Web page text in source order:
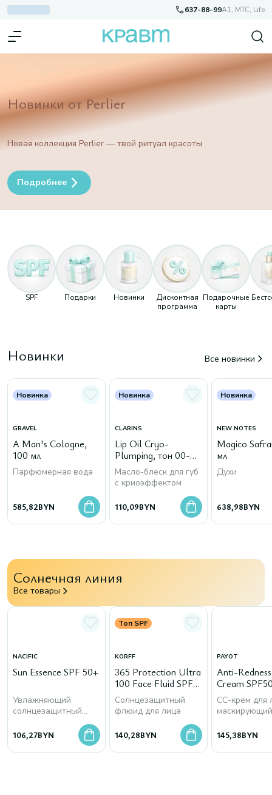
637-88-99A1, МТС, Life
Новинки от Perlier
Новая коллекция Perlier — твой ритуал красоты
Подробнее
SPF Подарки Новинки
Дисконтная
программа
Подарочные
карты
Новинки Все новинки
Новинка
GRAVEL
A Man's Cologne,
100 мл
Парфюмерная вода
585,82BYN
Новинка
CLARINS
Lip Oil Cryo-
Plumping, тон 00-
Cryo Mint
Масло-блеск для губ
с криоэффектом
110,09BYN
Новинка
NEW NOTES
Magico
мл
Духи
638,98BYN
Солнечная линия
Все товары
NACIFIC
Sun Essence SPF 50+
Увлажняющий
солнцезащитный
106,27BYN
Топ SPF
KORFF
365 Protection Ultra
100 Face Fluid SPF
50+
Солнцезащитный
флюид для лица
140,28BYN
PAYOT
Anti-
Cream
СС-крем для
маскирующий
145,38BYN